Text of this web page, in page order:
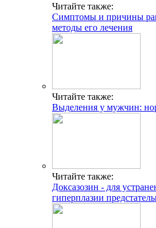
Читайте также:
Симптомы и причины
методы его лечения
Читайте также:
Выделения у мужчин:
Читайте также:
Доксазозин - для
гиперплазии